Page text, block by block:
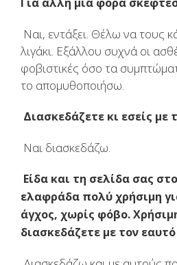
Ναι, εντάξει. Θέλω να τους
λιγάκι. Εξάλλου συχνά οι
φοβιστικές όσο τα
το απομυθοποιήσω.
Διασκεδάζετε κι εσείς με
Ναι διασκεδάζω.
Είδα και τη σελίδα σας
ελαφράδα πολύ χρήσιμη
άγχος, χωρίς φόβο.
διασκεδάζετε με τον